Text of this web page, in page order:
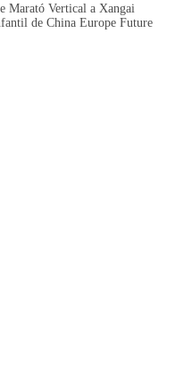
Marató Vertical a Xangai
de China Europe Future